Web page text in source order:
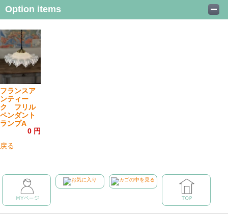
Option items
フランスア
ンティー
ク フリル
ペンダント
ランプA
0 円
戻る